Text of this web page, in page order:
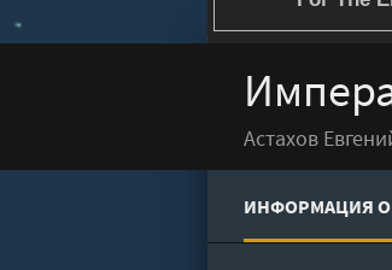
Астахов
ИНФОРМАЦИЯ О